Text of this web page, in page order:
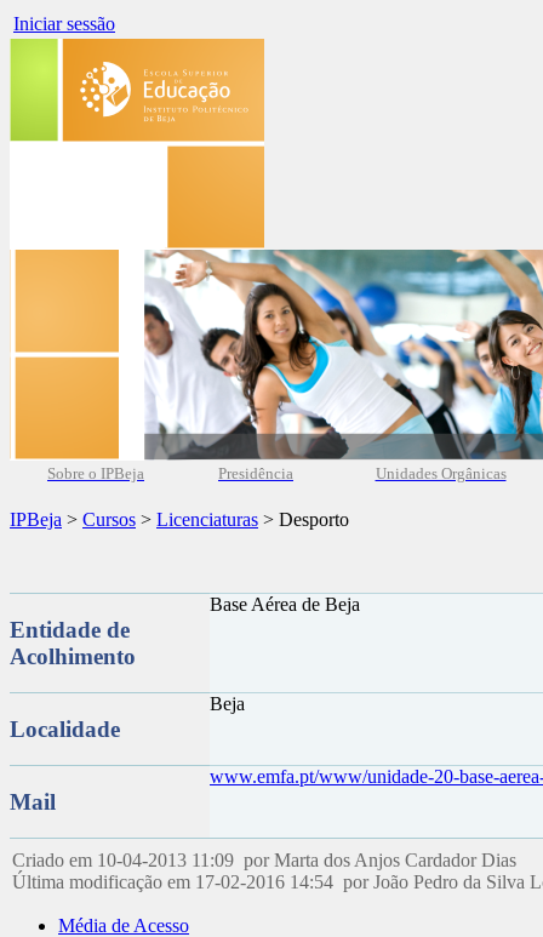
Iniciar sessão
Sobre o IPBeja Presidência Unidades Orgânicas
IPBeja > Cursos > Licenciaturas > Desporto
Entidade de
Acolhimento
Base Aérea de Beja
Localidade
Beja
Mail
www.emfa.pt/www/unidade-20-base-
Criado em 10-04-2013 11:09 por Marta dos Anjos Cardador Dias
Última modificação em 17-02-2016 14:54 por João Pedro da Silva
Média de Acesso